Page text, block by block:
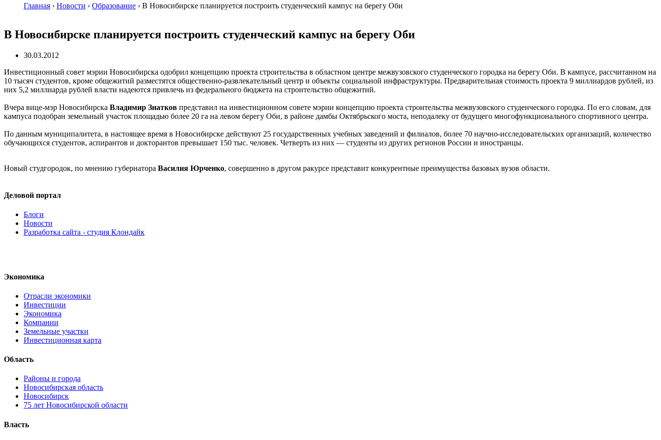
Главная › Новости › Образование › В Новосибирске планируется построить студенческий кампус на берегу Оби
В Новосибирске планируется построить студенческий кампус на берегу Оби
30.03.2012
Инвестиционный совет мэрии Новосибирска одобрил концепцию проекта строительства в областном центре межвузовского студенческого городка на берегу Оби. В кампусе, рассчитанном на
10 тысяч студентов, кроме общежитий разместятся общественно-развлекательный центр и объекты социальной инфраструктуры. Предварительная стоимость проекта 9 миллиардов рублей, из
них 5,2 миллиарда рублей власти надеются привлечь из федерального бюджета на строительство общежитий.
Вчера вице-мэр Новосибирска Владимир Знатков представил на инвестиционном совете мэрии концепцию проекта строительства межвузовского студенческого городка. По его словам, для
кампуса подобран земельный участок площадью более 20 га на левом берегу Оби, в районе дамбы Октябрьского моста, неподалеку от будущего многофункционального спортивного центра.
По данным муниципалитета, в настоящее время в Новосибирске действуют 25 государственных учебных заведений и филиалов, более 70 научно-исследовательских организаций, количество
обучающихся студентов, аспирантов и докторантов превышает 150 тыс. человек. Четверть из них — студенты из других регионов России и иностранцы.
Новый студгородок, по мнению губернатора Василия Юрченко, совершенно в другом ракурсе представит конкурентные преимущества базовых вузов области.
Деловой портал
Блоги
Новости
Разработка сайта - студия Клондайк
Экономика
Отрасли экономики
Инвестиции
Экономика
Компании
Земельные участки
Инвестиционная карта
Область
Районы и города
Новосибирская область
Новосибирск
75 лет Новосибирской области
Власть